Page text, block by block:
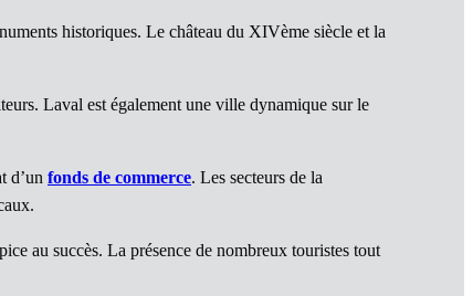
historiques. Le château du XIVème siècle et la
Laval est également une ville dynamique sur le
d’un fonds de commerce. Les secteurs de la
au succès. La présence de nombreux touristes tout